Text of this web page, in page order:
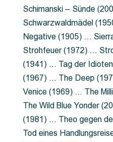
Schimanski – Sünde
Schwarzwaldmädel
Negative (1905) …
Strohfeuer (1972) …
(1941) … Tag der
(1967) … The Deep
Venice (1969) … The
The Wild Blue Yonder
(1981) … Theo gegen
Tod eines